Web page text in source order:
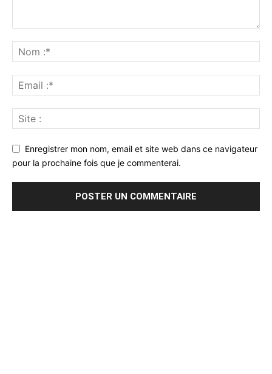
Enregistrer mon nom, email et site web dans ce navigateur
pour la prochaine fois que je commenterai.